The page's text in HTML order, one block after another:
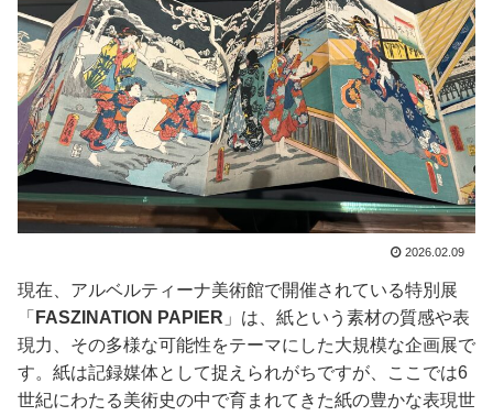
2026.02.09
現在、アルベルティーナ美術館で開催されている特別展
「 FASZINATION PAPIER 」は、紙という素材の質感や表
現力、その多様な可能性をテーマにした大規模な企画展で
す。紙は記録媒体として捉えられがちですが、ここでは6
世紀にわたる美術史の中で育まれてきた紙の豊かな表現世